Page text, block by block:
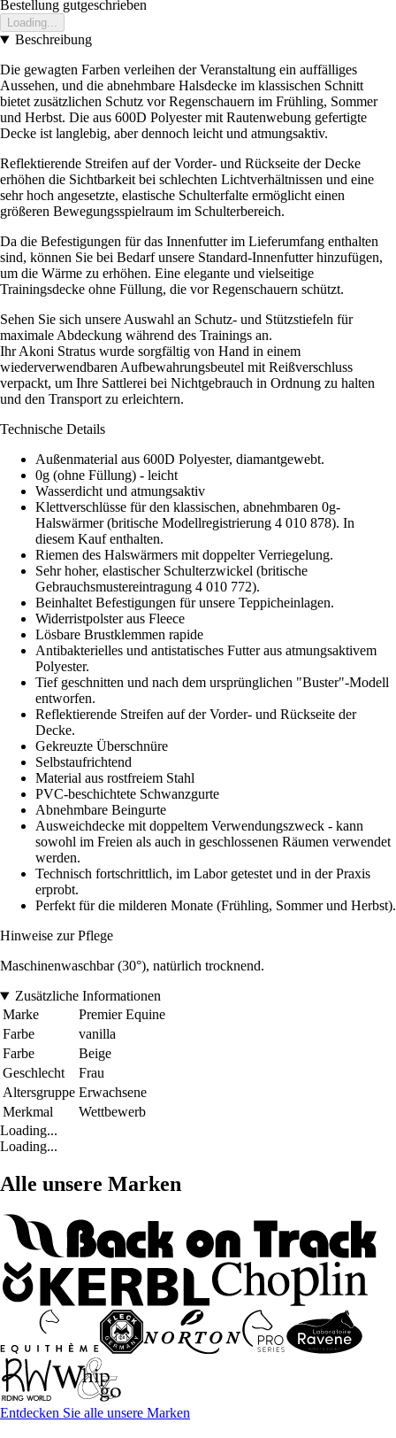
Bestellung gutgeschrieben
Loading...
Beschreibung
Die gewagten Farben verleihen der Veranstaltung ein auffälliges
Aussehen, und die abnehmbare Halsdecke im klassischen Schnitt
bietet zusätzlichen Schutz vor Regenschauern im Frühling, Sommer
und Herbst. Die aus 600D Polyester mit Rautenwebung gefertigte
Decke ist langlebig, aber dennoch leicht und atmungsaktiv.
Reflektierende Streifen auf der Vorder- und Rückseite der Decke
erhöhen die Sichtbarkeit bei schlechten Lichtverhältnissen und eine
sehr hoch angesetzte, elastische Schulterfalte ermöglicht einen
größeren Bewegungsspielraum im Schulterbereich.
Da die Befestigungen für das Innenfutter im Lieferumfang enthalten
sind, können Sie bei Bedarf unsere Standard-Innenfutter hinzufügen,
um die Wärme zu erhöhen. Eine elegante und vielseitige
Trainingsdecke ohne Füllung, die vor Regenschauern schützt.
Sehen Sie sich unsere Auswahl an Schutz- und Stützstiefeln für
maximale Abdeckung während des Trainings an.
Ihr Akoni Stratus wurde sorgfältig von Hand in einem
wiederverwendbaren Aufbewahrungsbeutel mit Reißverschluss
verpackt, um Ihre Sattlerei bei Nichtgebrauch in Ordnung zu halten
und den Transport zu erleichtern.
Technische Details
Außenmaterial aus 600D Polyester, diamantgewebt.
0g (ohne Füllung) - leicht
Wasserdicht und atmungsaktiv
Klettverschlüsse für den klassischen, abnehmbaren 0g-
Halswärmer (britische Modellregistrierung 4 010 878). In
diesem Kauf enthalten.
Riemen des Halswärmers mit doppelter Verriegelung.
Sehr hoher, elastischer Schulterzwickel (britische
Gebrauchsmustereintragung 4 010 772).
Beinhaltet Befestigungen für unsere Teppicheinlagen.
Widerristpolster aus Fleece
Lösbare Brustklemmen rapide
Antibakterielles und antistatisches Futter aus atmungsaktivem
Polyester.
Tief geschnitten und nach dem ursprünglichen "Buster"-Modell
entworfen.
Reflektierende Streifen auf der Vorder- und Rückseite der
Decke.
Gekreuzte Überschnüre
Selbstaufrichtend
Material aus rostfreiem Stahl
PVC-beschichtete Schwanzgurte
Abnehmbare Beingurte
Ausweichdecke mit doppeltem Verwendungszweck - kann
sowohl im Freien als auch in geschlossenen Räumen verwendet
werden.
Technisch fortschrittlich, im Labor getestet und in der Praxis
erprobt.
Perfekt für die milderen Monate (Frühling, Sommer und Herbst).
Hinweise zur Pflege
Maschinenwaschbar (30°), natürlich trocknend.
Zusätzliche Informationen
Marke
Premier Equine
Farbe
vanilla
Farbe
Beige
Geschlecht
Frau
Altersgruppe Erwachsene
Merkmal
Wettbewerb
Loading...
Loading...
Alle unsere Marken
Entdecken Sie alle unsere Marken